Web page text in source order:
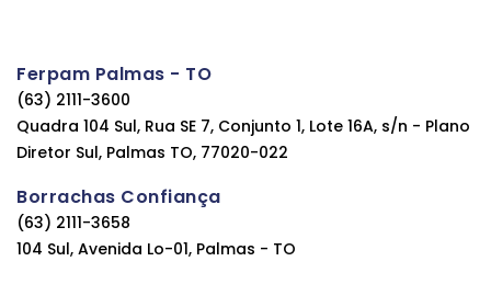
Ferpam Palmas - TO
(63) 2111-3600
Quadra 104 Sul, Rua SE 7, Conjunto 1, Lote 16A, s/n - Plano
Diretor Sul, Palmas TO, 77020-022
Borrachas Confiança
(63) 2111-3658
104 Sul, Avenida Lo-01, Palmas - TO